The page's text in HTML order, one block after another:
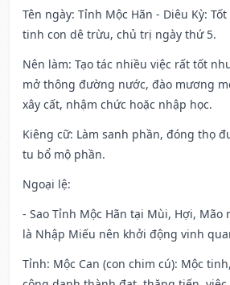
Tên ngày: Tỉnh Mộc Hãn - Diêu Kỳ:
tinh con dê trừu, chủ trị ngày thứ 5.
Nên làm: Tạo tác nhiều việc rất tốt
mở thông đường nước, đào mương
xây cất, nhậm chức hoặc nhập học.
Kiêng cữ: Làm sanh phần, đóng thọ
tu bổ mộ phần.
Ngoại lệ:
- Sao Tỉnh Mộc Hãn tại Mùi, Hợi, Mão
là Nhập Miếu nên khởi động vinh
Tỉnh: Mộc Can (con chim cú): Mộc